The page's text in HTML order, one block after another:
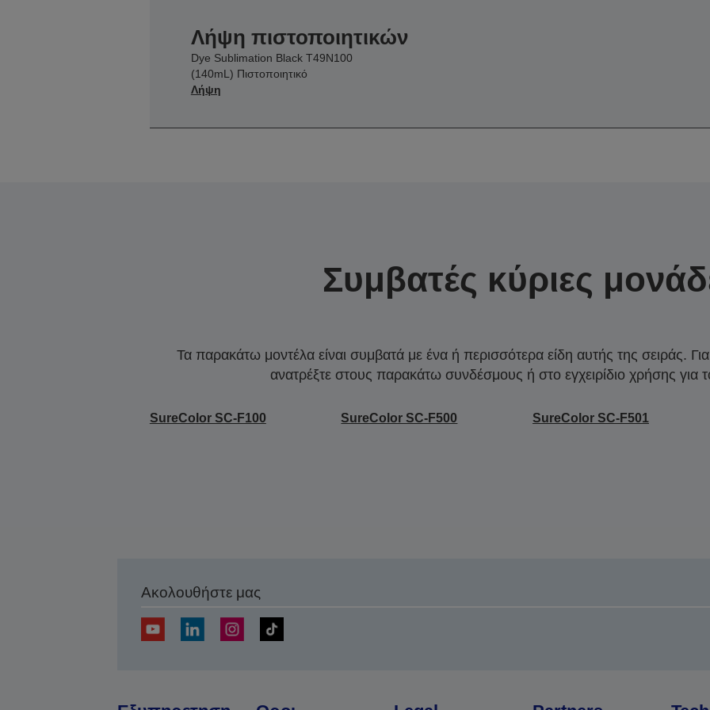
Λήψη πιστοποιητικών
Dye Sublimation Black T49N100
(140mL) Πιστοποιητικό
Λήψη
Συμβατές κύριες
Τα παρακάτω μοντέλα είναι συμβατά με ένα ή περισσότερα είδη αυτής της σειράς.
ανατρέξτε στους παρακάτω συνδέσμους ή στο εγχειρίδιο χρήσης για
SureColor SC-F100 SureColor SC-F500 SureColor SC-F501
Ακολουθήστε μας